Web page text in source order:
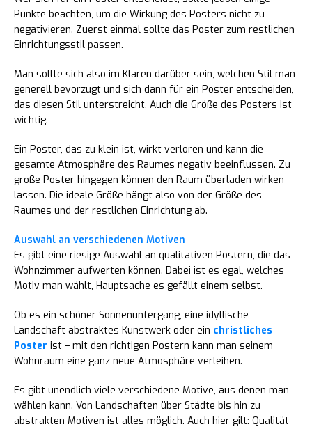
Punkte beachten, um die Wirkung des Posters nicht zu
negativieren. Zuerst einmal sollte das Poster zum restlichen
Einrichtungsstil passen.
Man sollte sich also im Klaren darüber sein, welchen Stil man
generell bevorzugt und sich dann für ein Poster entscheiden,
das diesen Stil unterstreicht. Auch die Größe des Posters ist
wichtig.
Ein Poster, das zu klein ist, wirkt verloren und kann die
gesamte Atmosphäre des Raumes negativ beeinflussen. Zu
große Poster hingegen können den Raum überladen wirken
lassen. Die ideale Größe hängt also von der Größe des
Raumes und der restlichen Einrichtung ab.
Auswahl an verschiedenen Motiven
Es gibt eine riesige Auswahl an qualitativen Postern, die das
Wohnzimmer aufwerten können. Dabei ist es egal, welches
Motiv man wählt, Hauptsache es gefällt einem selbst.
Ob es ein schöner Sonnenuntergang, eine idyllische
Landschaft abstraktes Kunstwerk oder ein christliches
Poster ist – mit den richtigen Postern kann man seinem
Wohnraum eine ganz neue Atmosphäre verleihen.
Es gibt unendlich viele verschiedene Motive, aus denen man
wählen kann. Von Landschaften über Städte bis hin zu
abstrakten Motiven ist alles möglich. Auch hier gilt: Qualität